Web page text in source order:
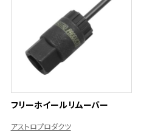
フリーホイールリムーバー
アストロプロダクツ